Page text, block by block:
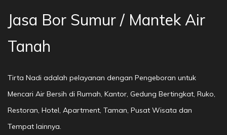
Jasa Bor Sumur / Mantek Air
Tanah
Tirta Nadi adalah pelayanan dengan Pengeboran untuk
Mencari Air Bersih di Rumah, Kantor, Gedung Bertingkat, Ruko,
Restoran, Hotel, Apartment, Taman, Pusat Wisata dan
Tempat lainnya.